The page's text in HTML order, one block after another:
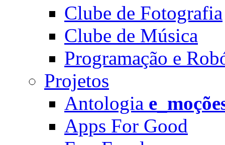
Clube de Fotografia
Clube de Música
Programação e
Projetos
Antologia
Apps For Good